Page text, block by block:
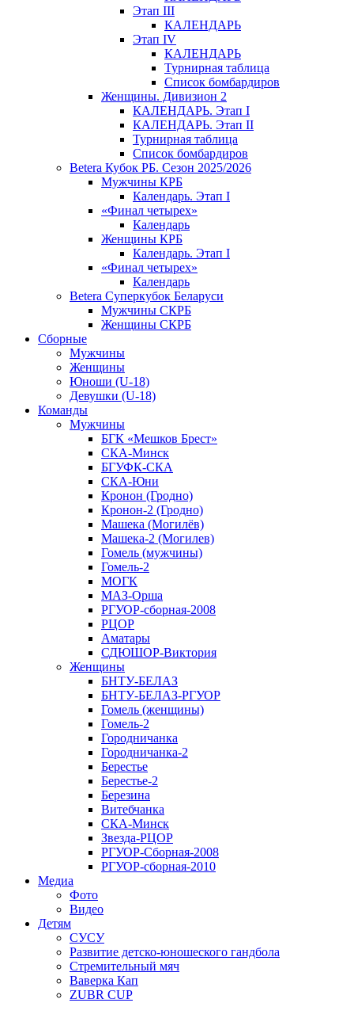
Этап III
КАЛЕНДАРЬ
Этап IV
КАЛЕНДАРЬ
Турнирная таблица
Список бомбардиров
Женщины. Дивизион 2
КАЛЕНДАРЬ. Этап I
КАЛЕНДАРЬ. Этап II
Турнирная таблица
Список бомбардиров
Betera Кубок РБ. Сезон 2025/2026
Мужчины КРБ
Календарь. Этап I
«Финал четырех»
Календарь
Женщины КРБ
Календарь. Этап I
«Финал четырех»
Календарь
Betera Суперкубок Беларуси
Мужчины СКРБ
Женщины СКРБ
Сборные
Мужчины
Женщины
Юноши (U-18)
Девушки (U-18)
Команды
Мужчины
БГК «Мешков Брест»
СКА-Минск
БГУФК-СКА
СКА-Юни
Кронон (Гродно)
Кронон-2 (Гродно)
Машека (Могилёв)
Машека-2 (Могилев)
Гомель (мужчины)
Гомель-2
МОГК
МАЗ-Орша
РГУОР-сборная-2008
РЦОР
Аматары
СДЮШОР-Виктория
Женщины
БНТУ-БЕЛАЗ
БНТУ-БЕЛАЗ-РГУОР
Гомель (женщины)
Гомель-2
Городничанка
Городничанка-2
Берестье
Берестье-2
Березина
Витебчанка
СКА-Минск
Звезда-РЦОР
РГУОР-Сборная-2008
РГУОР-сборная-2010
Медиа
Фото
Видео
Детям
СУСУ
Развитие детско-юношеского гандбола
Стремительный мяч
Ваверка Кап
ZUBR CUP